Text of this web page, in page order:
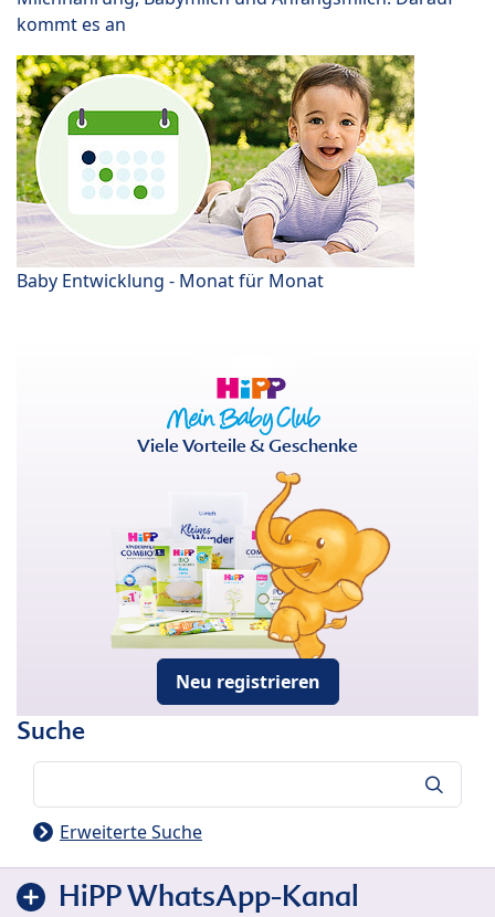
kommt es an
Baby Entwicklung - Monat für Monat
Viele Vorteile & Geschenke
Neu registrieren
Suche
Erweiterte Suche
HiPP WhatsApp-Kanal